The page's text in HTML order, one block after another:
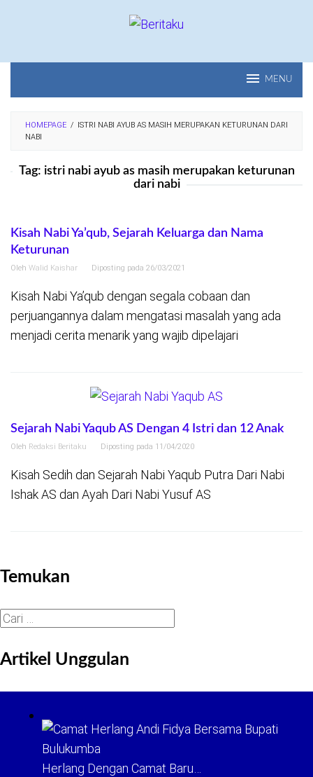
MENU
HOMEPAGE /
ISTRI NABI AYUB AS MASIH MERUPAKAN KETURUNAN DARI
NABI
Tag: istri nabi ayub as masih merupakan keturunan
dari nabi
Kisah Nabi Ya’qub, Sejarah Keluarga dan Nama
Keturunan
Oleh Walid Kaishar Diposting pada 26/03/2021
Kisah Nabi Ya’qub dengan segala cobaan dan
perjuangannya dalam mengatasi masalah yang ada
menjadi cerita menarik yang wajib dipelajari
Sejarah Nabi Yaqub AS Dengan 4 Istri dan 12 Anak
Oleh Redaksi Beritaku Diposting pada 11/04/2020
Kisah Sedih dan Sejarah Nabi Yaqub Putra Dari Nabi
Ishak AS dan Ayah Dari Nabi Yusuf AS
Temukan
Cari
Artikel Unggulan
Herlang Dengan Camat Baru…